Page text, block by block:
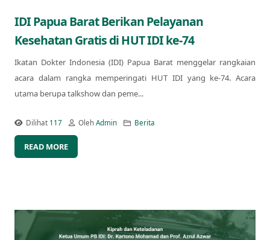
IDI Papua Barat Berikan Pelayanan
Kesehatan Gratis di HUT IDI ke-74
Ikatan Dokter Indonesia (IDI) Papua Barat menggelar rangkaian
acara dalam rangka memperingati HUT IDI yang ke-74. Acara
utama berupa talkshow dan peme...
Dilihat 117 OlehAdmin Berita
READ MORE